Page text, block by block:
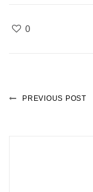
0
PREVIOUS POST